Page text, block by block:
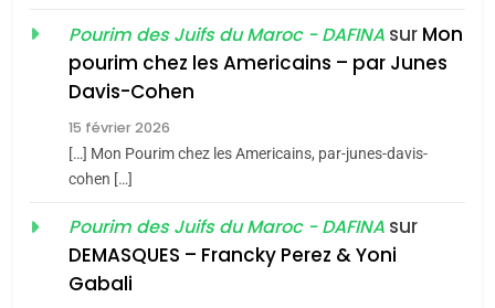
Maroc : Les amandes de
Tafraout, le miel de Tadla
du terroir
Oeil ravageur – Vanessa
De Loya Stauber
Pourim des Juifs du Maroc - DAFINA sur Mon
pourim chez les Americains – par Junes
Davis-Cohen
15 février 2026
[…] Mon Pourim chez les Americains, par-junes-davis-
cohen […]
Pourim des Juifs du Maroc - DAFINA sur
DEMASQUES – Francky Perez & Yoni
Gabali